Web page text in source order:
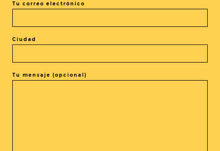
El evento está terminado.
Tu correo electrónico
Ciudad
Tu mensaje (opcional)